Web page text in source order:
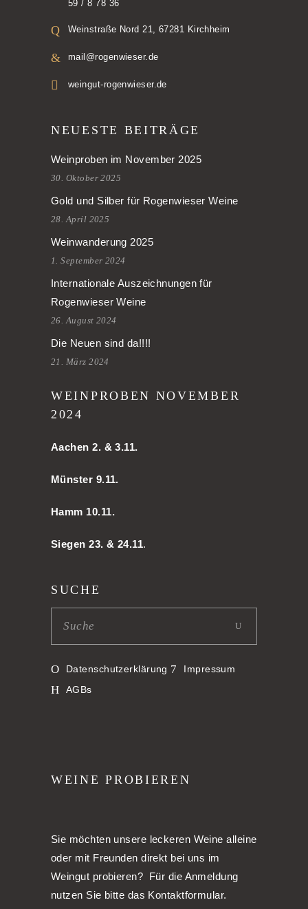
59 / 8 78 36
Weinstraße Nord 21, 67281 Kirchheim
mail@rogenwieser.de
weingut-rogenwieser.de
NEUESTE BEITRÄGE
Weinproben im November 2025
30. Oktober 2025
Gold und Silber für Rogenwieser Weine
28. April 2025
Weinwanderung 2025
1. September 2024
Internationale Auszeichnungen für
Rogenwieser Weine
26. August 2024
Die Neuen sind da!!!!
21. März 2024
WEINPROBEN NOVEMBER
2024
Aachen 2. & 3.11.
Münster 9.11.
Hamm 10.11.
Siegen 23. & 24.11.
SUCHE
Datenschutzerklärung
Impressum
AGBs
WEINE PROBIEREN
Sie möchten unsere leckeren Weine alleine
oder mit Freunden direkt bei uns im
Weingut probieren? Für die Anmeldung
nutzen Sie bitte das Kontaktformular.